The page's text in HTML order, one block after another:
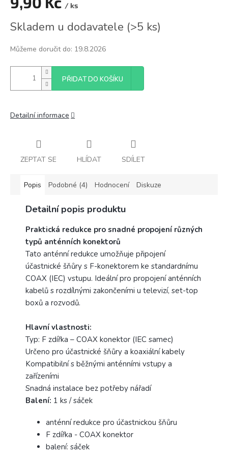
/ ks
cena:
Skladem u dodavatele (>5 ks)
Můžeme doručit do: 19.8.2026
PŘIDAT DO KOŠÍKU
Detailní informace
ZEPTAT SE HLÍDAT SDÍLET
Popis Podobné (4) Hodnocení Diskuze
Detailní popis produktu
Praktická redukce pro snadné propojení různých
typů anténních konektorů
Tato anténní redukce umožňuje připojení
účastnické šňůry s F-konektorem ke standardnímu
COAX (IEC) vstupu. Ideální pro propojení anténních
kabelů s rozdílnými zakončeními u televizí, set-top
boxů a rozvodů.
Hlavní vlastnosti:
Typ: F zdířka – COAX konektor (IEC samec)
Určeno pro účastnické šňůry a koaxiální kabely
Kompatibilní s běžnými anténními vstupy a
zařízeními
Snadná instalace bez potřeby nářadí
Balení: 1 ks / sáček
anténní redukce pro účastnickou šňůru
F zdířka - COAX konektor
balení: sáček